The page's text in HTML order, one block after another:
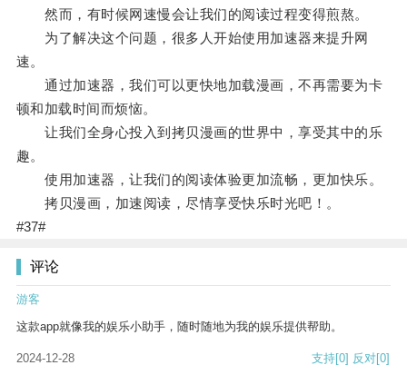
然而，有时候网速慢会让我们的阅读过程变得煎熬。
为了解决这个问题，很多人开始使用加速器来提升网
速。
通过加速器，我们可以更快地加载漫画，不再需要为卡
顿和加载时间而烦恼。
让我们全身心投入到拷贝漫画的世界中，享受其中的乐
趣。
使用加速器，让我们的阅读体验更加流畅，更加快乐。
拷贝漫画，加速阅读，尽情享受快乐时光吧！。
#37#
评论
游客
这款app就像我的娱乐小助手，随时随地为我的娱乐提供帮助。
2024-12-28 支持[0] 反对[0]